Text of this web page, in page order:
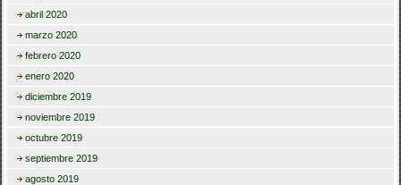
abril 2020
marzo 2020
febrero 2020
enero 2020
diciembre 2019
noviembre 2019
octubre 2019
septiembre 2019
agosto 2019